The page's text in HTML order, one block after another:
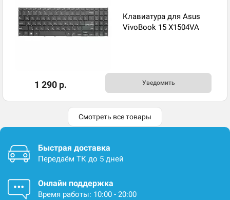
Клавиатура для Asus
VivoBook 15 X1504VA
1 290 р. Уведомить
Смотреть все товары
Быстрая доставка
Передаём ТК до 5 дней
Онлайн поддержка
Время работы: 10:00 - 20:00